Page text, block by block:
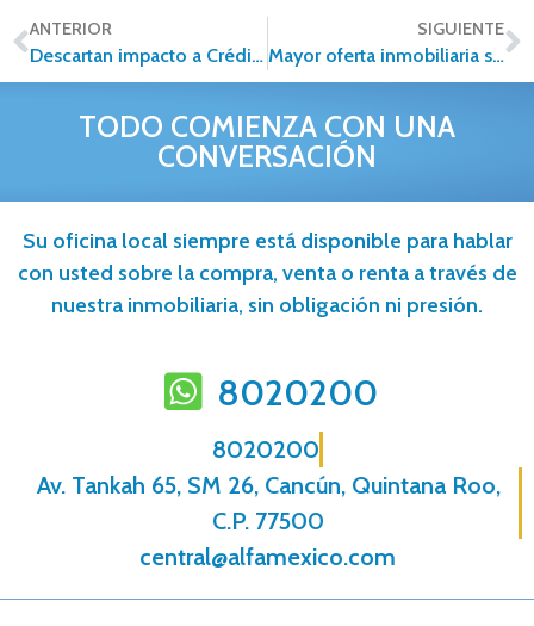
ANTERIOR
Descartan impacto a Créditos Hipotecarios
SIGUIENTE
Mayor oferta inmobiliaria se concentró en 5 entidades.
TODO COMIENZA CON UNA
CONVERSACIÓN
Su oficina local siempre está disponible para hablar
con usted sobre la compra, venta o renta a través de
nuestra inmobiliaria, sin obligación ni presión.
8020200
8020200
Av. Tankah 65, SM 26, Cancún, Quintana Roo,
C.P. 77500
central@alfamexico.com